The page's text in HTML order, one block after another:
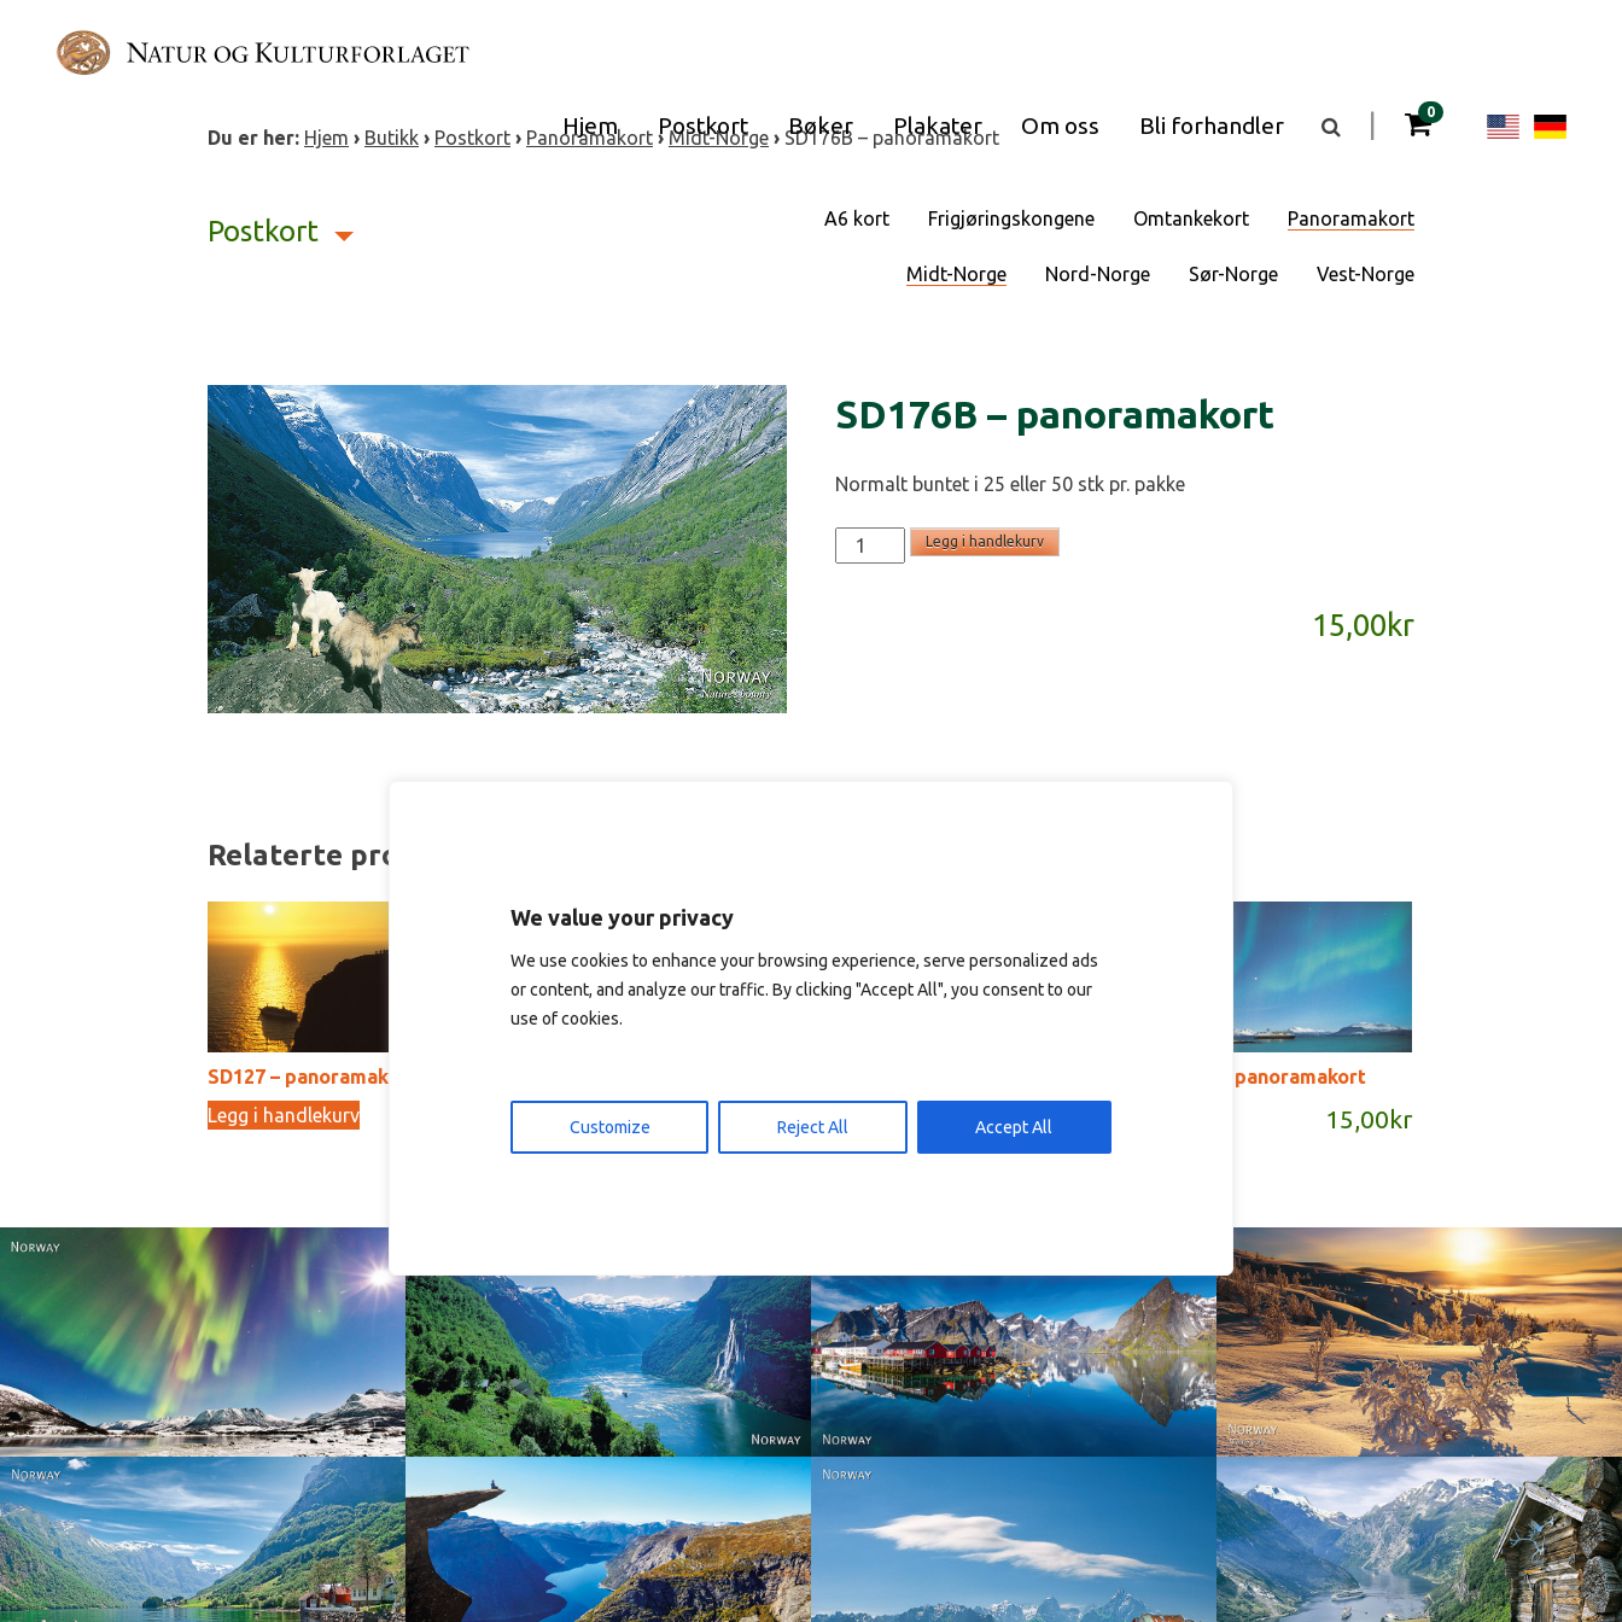
We value your privacy
We use cookies to enhance your browsing experience, serve personalized ads
or content, and analyze our traffic. By clicking "Accept All", you consent to our
use of cookies.
Customize Reject All Accept All
direkte
Hjem Postkort Bøker Plakater Om oss Bli forhandler
eller
0gjenstander i kurven
Change
Du er her: Hjem › Butikk › Postkort › Panoramakort › Midt-Norge › SD176B – panoramakort
Postkort A6 kort Frigjøringskongene Omtankekort Panoramakort
Midt-Norge Nord-Norge Sør-Norge Vest-Norge
SD176B – panoramakort
Normalt buntet i 25 eller 50 stk pr. pakke
SD176B
-
Legg i handlekurv
15,00kr
Relaterte produkter
SD127 – panoramakort
Legg i handlekurv kr
Legg i handlekurv 15,00
Legg i handlekurv
SD203B – panoramakort
15,00 kr
Norway Norway
Reine - Lofoten, Nord Norge. North
Norway.
Norway - Winter gold
Norway Norway Norway
Norway - Geiranger